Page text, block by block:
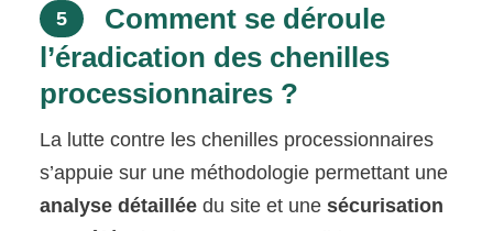
5
Comment se déroule
l’éradication des chenilles
processionnaires ?
La lutte contre les chenilles processionnaires
s’appuie sur une méthodologie permettant une
analyse détaillée du site et unesécurisation